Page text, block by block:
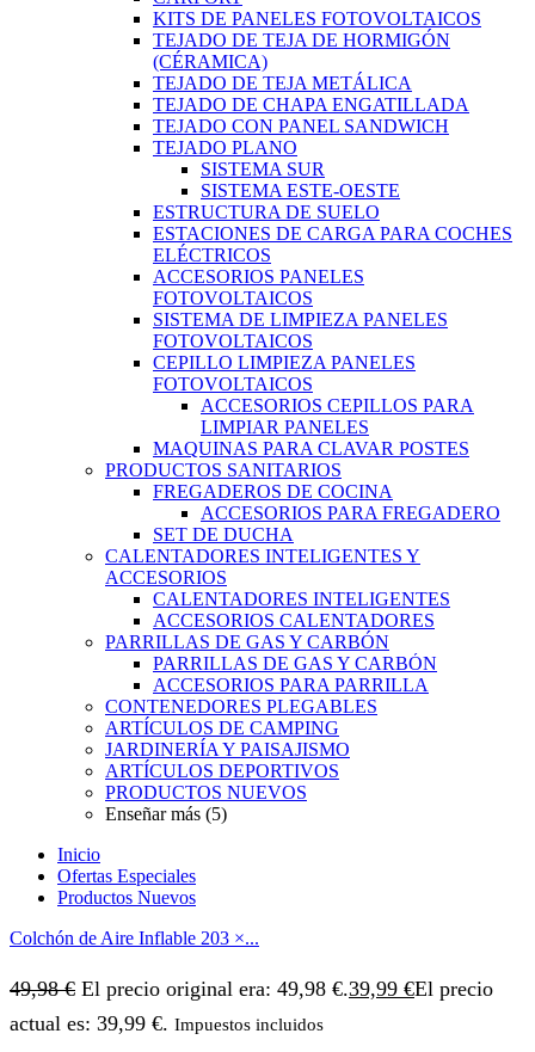
KITS DE PANELES FOTOVOLTAICOS
TEJADO DE TEJA DE HORMIGÓN
(CÉRAMICA)
TEJADO DE TEJA METÁLICA
TEJADO DE CHAPA ENGATILLADA
TEJADO CON PANEL SANDWICH
TEJADO PLANO
SISTEMA SUR
SISTEMA ESTE-OESTE
ESTRUCTURA DE SUELO
ESTACIONES DE CARGA PARA COCHES
ELÉCTRICOS
ACCESORIOS PANELES
FOTOVOLTAICOS
SISTEMA DE LIMPIEZA PANELES
FOTOVOLTAICOS
CEPILLO LIMPIEZA PANELES
FOTOVOLTAICOS
ACCESORIOS CEPILLOS PARA
LIMPIAR PANELES
MAQUINAS PARA CLAVAR POSTES
PRODUCTOS SANITARIOS
FREGADEROS DE COCINA
ACCESORIOS PARA FREGADERO
SET DE DUCHA
CALENTADORES INTELIGENTES Y
ACCESORIOS
CALENTADORES INTELIGENTES
ACCESORIOS CALENTADORES
PARRILLAS DE GAS Y CARBÓN
PARRILLAS DE GAS Y CARBÓN
ACCESORIOS PARA PARRILLA
CONTENEDORES PLEGABLES
ARTÍCULOS DE CAMPING
JARDINERÍA Y PAISAJISMO
ARTÍCULOS DEPORTIVOS
PRODUCTOS NUEVOS
Enseñar más (5)
Inicio
Ofertas Especiales
Productos Nuevos
Colchón de Aire Inflable 203 ×...
49,98€ El precio original era: 49,98 €.39,99 €El precio
actual es: 39,99 €. Impuestos incluidos